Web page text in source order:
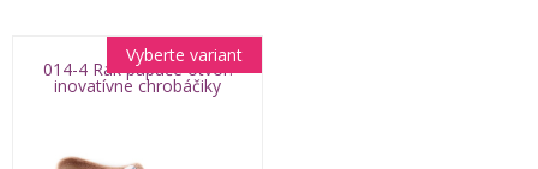
014-4 Rak papuče otvor.
inovatívne chrobáčiky
Vyberte variant